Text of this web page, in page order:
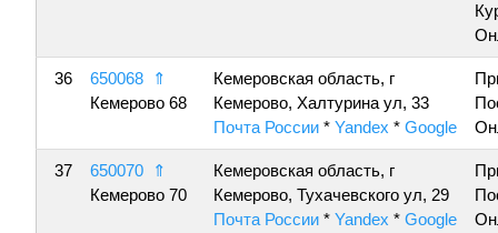
36 650068
⇑
Кемерово 68
Кемеровская область, г
Кемерово, Халтурина ул, 33
Почта России * Yandex * Google
37 650070
⇑
Кемерово 70
Кемеровская область, г
Кемерово, Тухачевского ул, 29
Почта России * Yandex * Google